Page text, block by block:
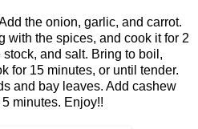
the onion, garlic, and carrot.
with the spices, and cook it for 2
and salt. Bring to boil,
for 15 minutes, or until tender.
and bay leaves. Add cashew
minutes. Enjoy!!